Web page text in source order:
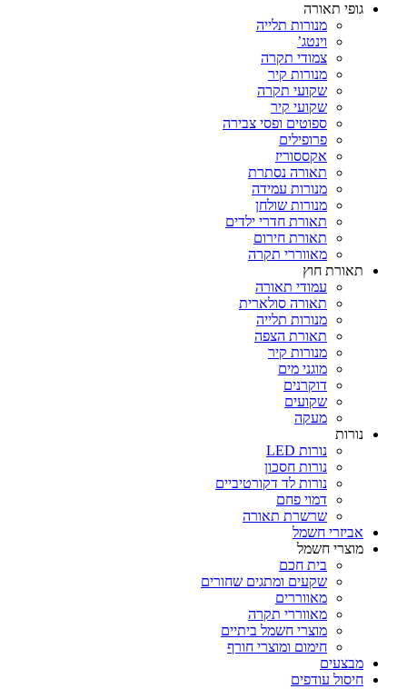
גופי תאורה
מנורות תלייה
וינטג’
צמודי תקרה
מנורות קיר
שקועי תקרה
שקועי קיר
ספוטים ופסי צבירה
פרופילים
אקססוריז
תאורה נסתרת
מנורות עמידה
מנורות שולחן
תאורת חדרי ילדים
תאורת חירום
מאווררי תקרה
תאורת חוץ
עמודי תאורה
תאורה סולארית
מנורות תלייה
תאורת הצפה
מנורות קיר
מוגני מים
דוקרנים
שקועים
מעקה
נורות
נורות LED
נורות חסכון
נורות לד דקורטיביים
דמוי פחם
שרשרת תאורה
אביזרי חשמל
מוצרי חשמל
בית חכם
שקעים ומתגים שחורים
מאווררים
מאווררי תקרה
מוצרי חשמל ביתיים
חימום ומוצרי חורף
מבצעים
חיסול עודפים